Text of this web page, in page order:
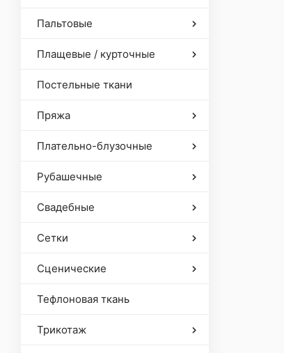
Пальтовые
Плащевые / курточные
Постельные ткани
Пряжа
Плательно-блузочные
Рубашечные
Свадебные
Сетки
Сценические
Тефлоновая ткань
Трикотаж